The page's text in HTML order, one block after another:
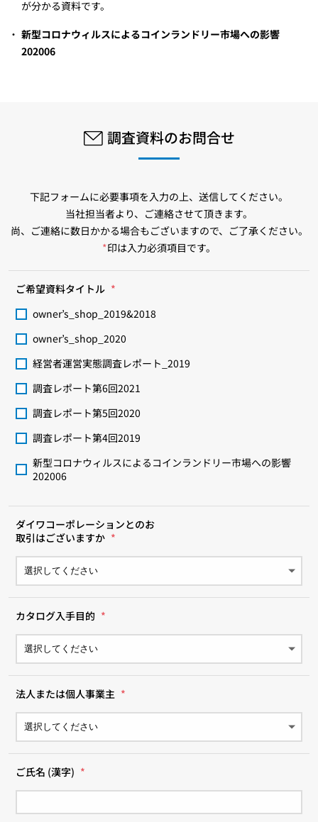
が分かる資料です。
新型コロナウィルスによるコインランドリー市場への影響
202006
調査資料のお問合せ
下記フォームに必要事項を入力の上、送信してください。
当社担当者より、ご連絡させて頂きます。
尚、ご連絡に数日かかる場合もございますので、ご了承ください。
*印は入力必須項目です。
ご希望資料タイトル *
owner’s_shop_2019&2018
owner’s_shop_2020
経営者運営実態調査レポート_2019
調査レポート第6回2021
調査レポート第5回2020
調査レポート第4回2019
新型コロナウィルスによるコインランドリー市場への影響
202006
ダイワコーポレーションとのお
取引はございますか *
カタログ入手目的 *
法人または個人事業主 *
ご氏名 (漢字) *